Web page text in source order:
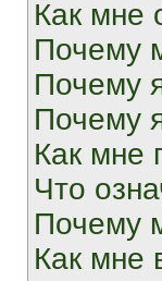
Как мне
Почему
Почему
Почему
Как мне
Что
Почему
Как мне